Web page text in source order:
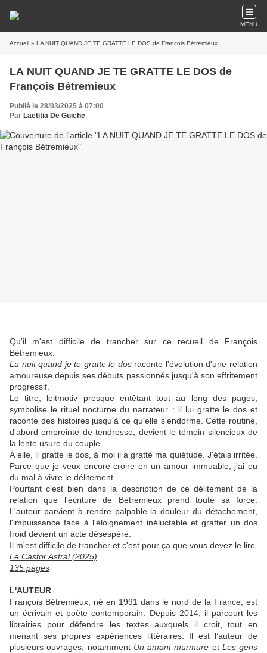
MENU
Accueil » LA NUIT QUAND JE TE GRATTE LE DOS de François Bétremieux
LA NUIT QUAND JE TE GRATTE LE DOS de
François Bétremieux
Publié le 28/03/2025 à 07:00
Par Laetitia De Guiche
Qu'il m'est difficile de trancher sur ce recueil de François
Bétremieux.
La nuit quand je te gratte le dosraconte l'évolution d'une relation
amoureuse depuis ses débuts passionnés jusqu'à son effritement
progressif.
Le titre, leitmotiv presque entêtant tout au long des pages,
symbolise le rituel nocturne du narrateur : il lui gratte le dos et
raconte des histoires jusqu'à ce qu'elle s'endorme. Cette routine,
d'abord empreinte de tendresse, devient le témoin silencieux de
la lente usure du couple.
À elle, il gratte le dos, à moi il a gratté ma quiétude. J'étais irritée.
Parce que je veux encore croire en un amour immuable, j'ai eu
du mal à vivre le délitement.
Pourtant c'est bien dans la description de ce délitement de la
relation que l'écriture de Bétremieux prend toute sa force.
L'auteur parvient à rendre palpable la douleur du détachement,
l'impuissance face à l'éloignement inéluctable et gratter un dos
froid devient un acte désespéré.
Il m'est difficile de trancher et c'est pour ça que vous devez le lire.
Le Castor Astral (2025)
135 pages
L'AUTEUR
François Bétremieux, né en 1991 dans le nord de la France, est
un écrivain et poète contemporain. Depuis 2014, il parcourt les
librairies pour défendre les textes auxquels il croit, tout en
menant ses propres expériences littéraires. Il est l’auteur de
plusieurs ouvrages, notamment Un amant murmure et Les gens